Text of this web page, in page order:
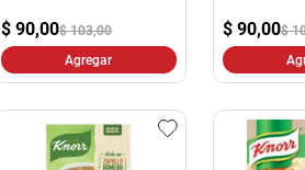
$ 90,00$ 103,00
Agregar
$ 90,00$